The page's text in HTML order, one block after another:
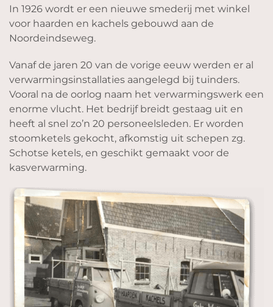
In 1926 wordt er een nieuwe smederij met winkel
voor haarden en kachels gebouwd aan de
Noordeindseweg.
Vanaf de jaren 20 van de vorige eeuw werden er al
verwarmingsinstallaties aangelegd bij tuinders.
Vooral na de oorlog naam het verwarmingswerk een
enorme vlucht. Het bedrijf breidt gestaag uit en
heeft al snel zo’n 20 personeelsleden. Er worden
stoomketels gekocht, afkomstig uit schepen zg.
Schotse ketels, en geschikt gemaakt voor de
kasverwarming.